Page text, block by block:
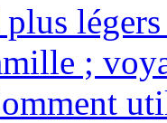
;